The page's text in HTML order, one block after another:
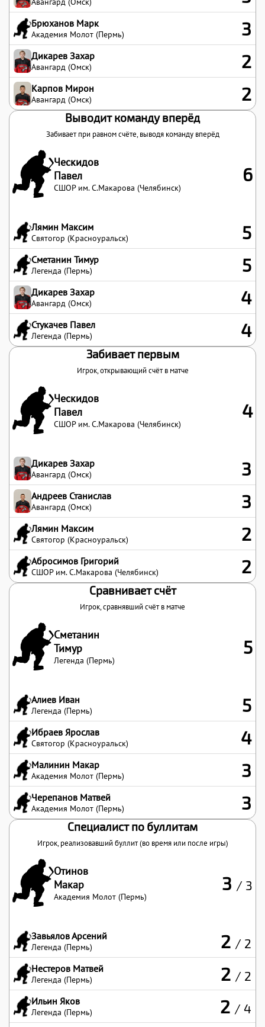
Брюханов Марк
Академия Молот (Пермь) 3
Дикарев Захар
Авангард (Омск) 2
Карпов Мирон
Авангард (Омск) 2
Выводит команду вперёд
Забивает при равном счёте, выводя команду вперёд
Ческидов
Павел
СШОР им. С.Макарова (Челябинск)
6
Лямин Максим
Святогор (Красноуральск) 5
Сметанин Тимур
Легенда (Пермь) 5
Дикарев Захар
Авангард (Омск) 4
Стукачев Павел
Легенда (Пермь) 4
Забивает первым
Игрок, открывающий счёт в матче
Ческидов
Павел
СШОР им. С.Макарова (Челябинск)
4
Дикарев Захар
Авангард (Омск) 3
Андреев Станислав
Авангард (Омск) 3
Лямин Максим
Святогор (Красноуральск) 2
Абросимов Григорий
СШОР им. С.Макарова (Челябинск) 2
Сравнивает счёт
Игрок, сравнявший счёт в матче
Сметанин
Тимур
Легенда (Пермь)
5
Алиев Иван
Легенда (Пермь) 5
Ибраев Ярослав
Святогор (Красноуральск) 4
Малинин Макар
Академия Молот (Пермь) 3
Черепанов Матвей
Академия Молот (Пермь) 3
Специалист по буллитам
Игрок, реализовавший буллит (во время или после игры)
Отинов
Макар
Академия Молот (Пермь)
3 / 3
Завьялов Арсений
Легенда (Пермь) 2 / 2
Нестеров Матвей
Легенда (Пермь) 2 / 2
Ильин Яков
Легенда (Пермь) 2 / 4